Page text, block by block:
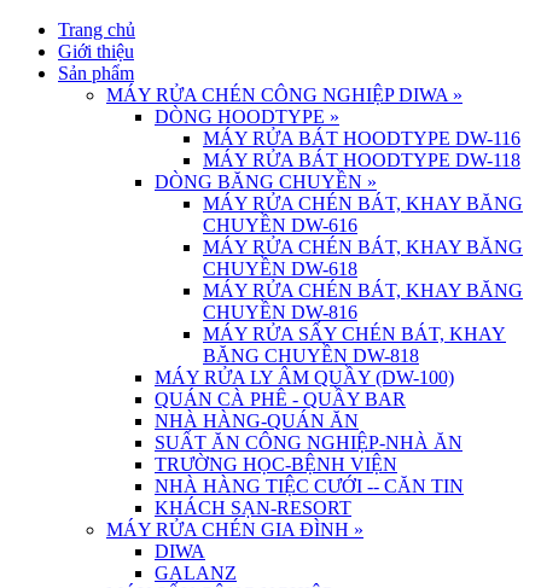
Trang chủ
Giới thiệu
Sản phẩm
MÁY RỬA CHÉN CÔNG NGHIỆP DIWA »
DÒNG HOODTYPE »
MÁY RỬA BÁT HOODTYPE DW-116
MÁY RỬA BÁT HOODTYPE DW-118
DÒNG BĂNG CHUYỀN »
MÁY RỬA CHÉN BÁT, KHAY BĂNG
CHUYỀN DW-616
MÁY RỬA CHÉN BÁT, KHAY BĂNG
CHUYỀN DW-618
MÁY RỬA CHÉN BÁT, KHAY BĂNG
CHUYỀN DW-816
MÁY RỬA SẤY CHÉN BÁT, KHAY
BĂNG CHUYỀN DW-818
MÁY RỬA LY ÂM QUẦY (DW-100)
QUÁN CÀ PHÊ - QUẦY BAR
NHÀ HÀNG-QUÁN ĂN
SUẤT ĂN CÔNG NGHIỆP-NHÀ ĂN
TRƯỜNG HỌC-BỆNH VIỆN
NHÀ HÀNG TIỆC CƯỚI -- CĂN TIN
KHÁCH SẠN-RESORT
MÁY RỬA CHÉN GIA ĐÌNH »
DIWA
GALANZ